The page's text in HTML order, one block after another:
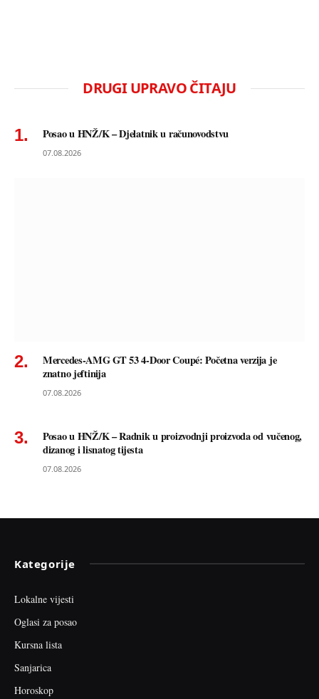
DRUGI UPRAVO ČITAJU
Posao u HNŽ/K – Djelatnik u računovodstvu
07.08.2026
Mercedes-AMG GT 53 4-Door Coupé: Početna verzija je
znatno jeftinija
07.08.2026
Posao u HNŽ/K – Radnik u proizvodnji proizvoda od vučenog,
dizanog i lisnatog tijesta
07.08.2026
Kategorije
Lokalne vijesti
Oglasi za posao
Kursna lista
Sanjarica
Horoskop